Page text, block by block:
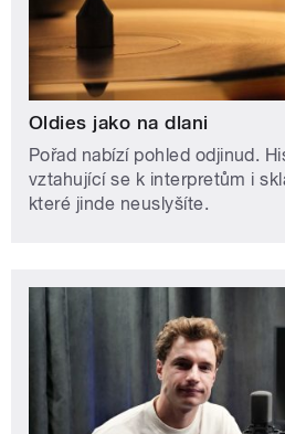
Oldies jako na dlani
Pořad nabízí pohled odjinud.
vztahující se k interpretům i
které jinde neuslyšíte.